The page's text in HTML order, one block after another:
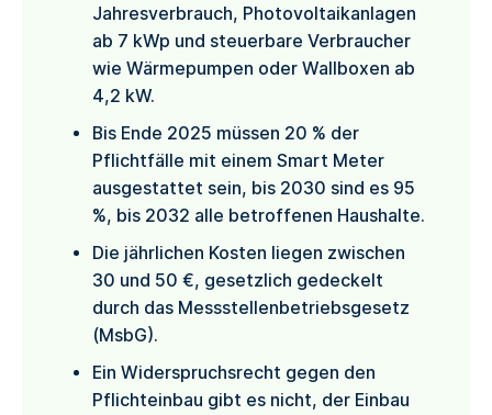
Jahresverbrauch, Photovoltaikanlagen
ab 7 kWp und steuerbare Verbraucher
wie Wärmepumpen oder Wallboxen ab
4,2 kW.
Bis Ende 2025 müssen 20 % der
Pflichtfälle mit einem Smart Meter
ausgestattet sein, bis 2030 sind es 95
%, bis 2032 alle betroffenen Haushalte.
Die jährlichen Kosten liegen zwischen
30 und 50 €, gesetzlich gedeckelt
durch das Messstellenbetriebsgesetz
(MsbG).
Ein Widerspruchsrecht gegen den
Pflichteinbau gibt es nicht, der Einbau